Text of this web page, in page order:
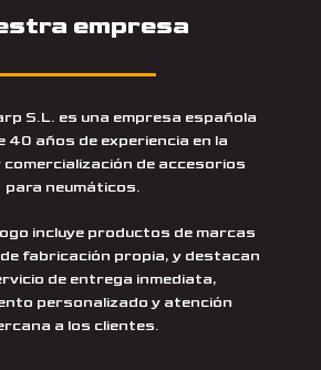
empresa
S.L. es una empresa española
40 años de experiencia en la
de accesorios
para neumáticos.
incluye productos de marcas
fabricación propia, y destacan
de entrega inmediata,
personalizado y atención
a los clientes.